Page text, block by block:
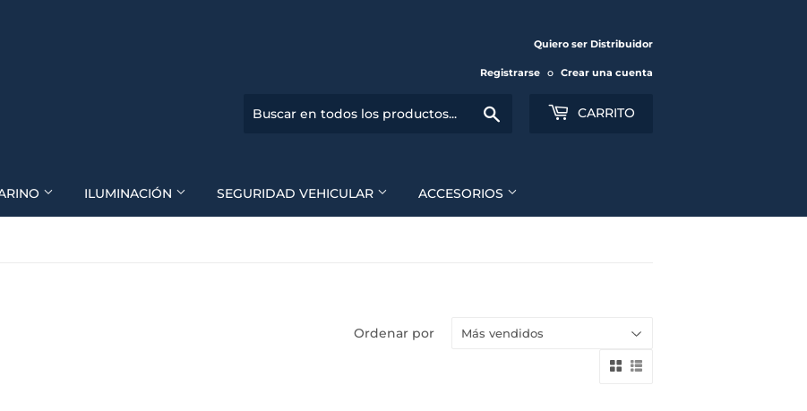
Quiero ser Distribuidor
Registrarse o Crear una cuenta
CARRITO
ILUMINACIÓN SEGURIDAD VEHICULAR ACCESORIOS
Ordenar por